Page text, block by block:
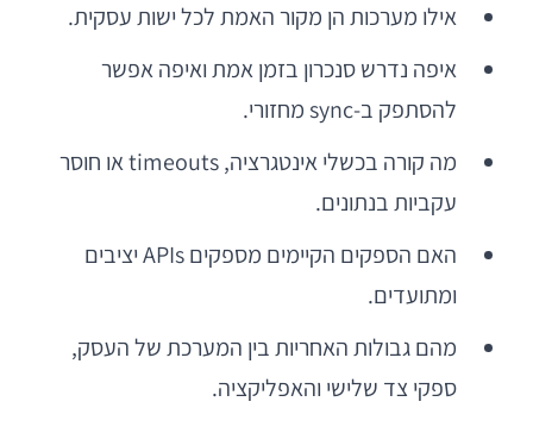
אילו מערכות הן מקור האמת לכל ישות עסקית.
איפה נדרש סנכרון בזמן אמת ואיפה אפשר
להסתפק ב-sync מחזורי.
מה קורה בכשלי אינטגרציה, timeouts או חוסר
עקביות בנתונים.
האם הספקים הקיימים מספקים APIs יציבים
ומתועדים.
מהם גבולות האחריות בין המערכת של העסק,
ספקי צד שלישי והאפליקציה.